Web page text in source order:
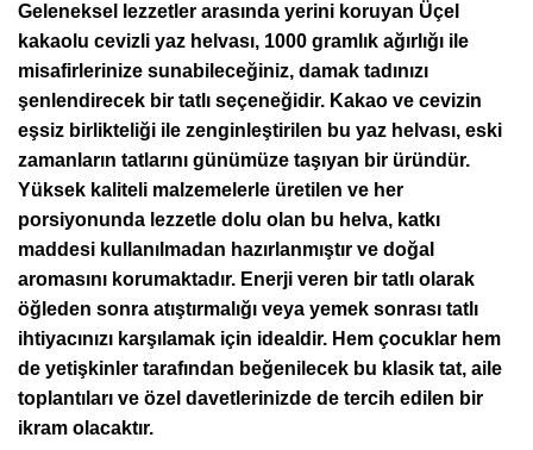
Geleneksel lezzetler arasında yerini koruyan Üçel
kakaolu cevizli yaz helvası, 1000 gramlık ağırlığı ile
misafirlerinize sunabileceğiniz, damak tadınızı
şenlendirecek bir tatlı seçeneğidir. Kakao ve cevizin
eşsiz birlikteliği ile zenginleştirilen bu yaz helvası, eski
zamanların tatlarını günümüze taşıyan bir üründür.
Yüksek kaliteli malzemelerle üretilen ve her
porsiyonunda lezzetle dolu olan bu helva, katkı
maddesi kullanılmadan hazırlanmıştır ve doğal
aromasını korumaktadır. Enerji veren bir tatlı olarak
öğleden sonra atıştırmalığı veya yemek sonrası tatlı
ihtiyacınızı karşılamak için idealdir. Hem çocuklar hem
de yetişkinler tarafından beğenilecek bu klasik tat, aile
toplantıları ve özel davetlerinizde de tercih edilen bir
ikram olacaktır.